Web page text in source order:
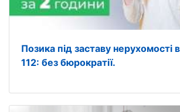
Позика під заставу нерухомості
112: без бюрократії.